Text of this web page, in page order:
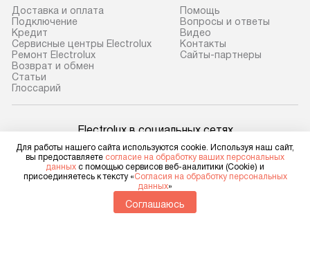
транспортной компании в г. Москва.
Пожалуйста, уточняйте условия
доставки у менеджера при
оформлении заказа.
В оговоренный день служба
доставки доставит упакованный
прибор до места установки,
пожалуйста, предварительно
уточните это с менеджером.
За данную услугу взимается
предполагают,
установленной
разблокировку
соединение
монтаж техники
Доставка и оплата
Подключение
Кредит
Сервисные центры Electrolux
Ремонт Electrolux
Возврат и обмен
Cтатьи
Глоссарий
Помощь
Вопросы и ответы
Видео
Контакты
Сайты-партнеры
Electrolux в социальных сетях
Для физических лиц
shop@electrolux-home.ru
Для юридических лиц
Для работы нашего сайта используются cookie. Используя наш сайт,
вы предоставляете согласие на обработку ваших персональных
данных с помощью сервисов веб-аналитики (Cookie) и
присоединяетесь к тексту «Согласия на обработку персональных
данных»
Соглашаюсь